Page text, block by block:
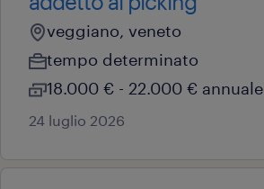
veggiano, veneto
tempo determinato
18.000 € - 22.000 € annuale
24 luglio 2026